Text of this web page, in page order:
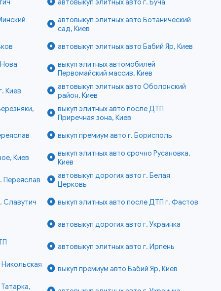
автовыкуп элитных авто г. Буча
автовыкуп элитных авто Ботанический
сад, Киев
автовыкуп элитных авто Бабий Яр, Киев
выкуп элитных автомобилей
Первомайский массив, Киев
Киев
автовыкуп элитных авто Оболонский
район, Киев
выкуп элитных авто после ДТП
Приречная зона, Киев
выкуп премиум авто г. Борисполь
Киев
выкуп элитных авто срочно Русановка,
Киев
Переяслав
автовыкуп дорогих авто г. Белая
Церковь
Славутич
выкуп элитных авто после ДТП г. Фастов
автовыкуп дорогих авто г. Украинка
автовыкуп элитных авто г. Ирпень
выкуп премиум авто Бабий Яр, Киев